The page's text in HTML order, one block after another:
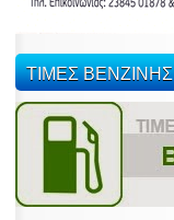
ΤΙΜΕΣ ΒΕΝΖΙΝΗΣ